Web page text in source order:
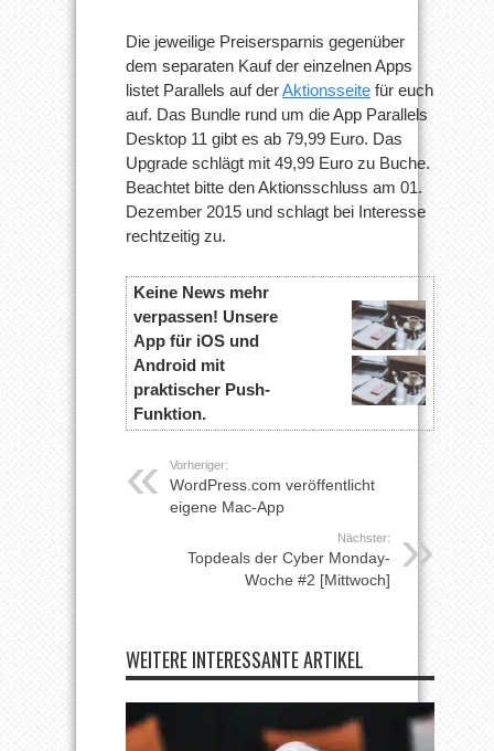
Die jeweilige Preisersparnis gegenüber
dem separaten Kauf der einzelnen Apps
listet Parallels auf derAktionsseite für euch
auf. Das Bundle rund um die App Parallels
Desktop 11 gibt es ab 79,99 Euro. Das
Upgrade schlägt mit 49,99 Euro zu Buche.
Beachtet bitte den Aktionsschluss am 01.
Dezember 2015 und schlagt bei Interesse
rechtzeitig zu.
Keine News mehr
verpassen! Unsere
App für iOS und
Android mit
praktischer Push-
Funktion.
Vorheriger:
WordPress.com veröffentlicht
eigene Mac-App
Nächster:
Topdeals der Cyber Monday-
Woche #2 [Mittwoch]
WEITERE INTERESSANTE ARTIKEL